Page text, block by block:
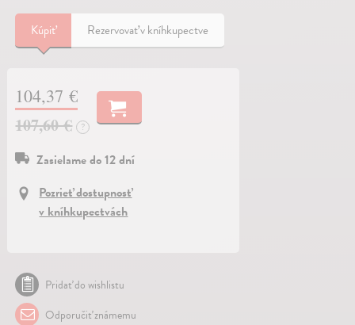
Kúpiť Rezervovať v kníhkupectve
104,37 €
107,60 €
?
Zasielame do 12 dní
Pozrieť dostupnosť
v kníhkupectvách
Pridať do wishlistu
Odporučiť známemu